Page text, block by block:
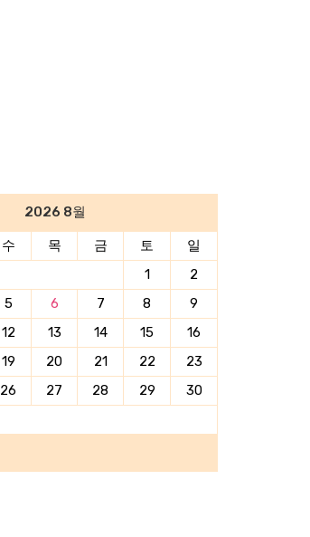
2026 8월
수 목 금 토
일
1
2
5 6 7 8
9
12 13 14 15
16
19 20 21 22
23
26 27 28 29
30